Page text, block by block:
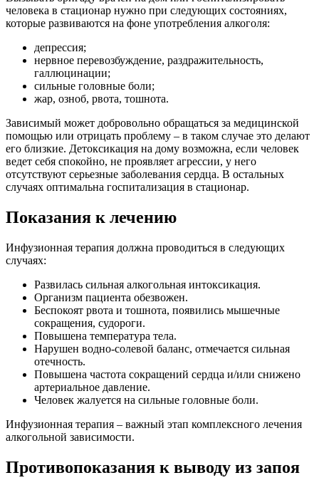
человека в стационар нужно при следующих состояниях,
которые развиваются на фоне употребления алкоголя:
депрессия;
нервное перевозбуждение, раздражительность,
галлюцинации;
сильные головные боли;
жар, озноб, рвота, тошнота.
Зависимый может добровольно обращаться за медицинской
помощью или отрицать проблему – в таком случае это делают
его близкие. Детоксикация на дому возможна, если человек
ведет себя спокойно, не проявляет агрессии, у него
отсутствуют серьезные заболевания сердца. В остальных
случаях оптимальна госпитализация в стационар.
Показания к лечению
Инфузионная терапия должна проводиться в следующих
случаях:
Развилась сильная алкогольная интоксикация.
Организм пациента обезвожен.
Беспокоят рвота и тошнота, появились мышечные
сокращения, судороги.
Повышена температура тела.
Нарушен водно-солевой баланс, отмечается сильная
отечность.
Повышена частота сокращений сердца и/или снижено
артериальное давление.
Человек жалуется на сильные головные боли.
Инфузионная терапия – важный этап комплексного лечения
алкогольной зависимости.
Противопоказания к выводу из запоя